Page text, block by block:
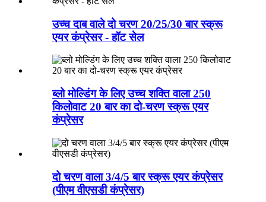
उच्च दाब वाले दो चरण 20/25/30 बार स्क्रू
एयर कंप्रेसर - हॉट सेल
ब्लो मोल्डिंग के लिए उच्च शक्ति वाला 250
किलोवाट 20 बार का दो-चरण स्क्रू एयर
कंप्रेसर
दो चरण वाला 3/4/5 बार स्क्रू एयर कंप्रेसर
(पीएम वीएसडी कंप्रेसर)